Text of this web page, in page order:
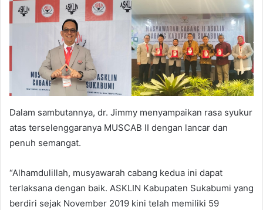
Dalam sambutannya, dr. Jimmy menyampaikan rasa syukur
atas terselenggaranya MUSCAB II dengan lancar dan
penuh semangat.
“Alhamdulillah, musyawarah cabang kedua ini dapat
terlaksana dengan baik. ASKLIN Kabupaten Sukabumi yang
berdiri sejak November 2019 kini telah memiliki 59